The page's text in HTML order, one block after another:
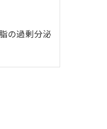
の過剰分泌